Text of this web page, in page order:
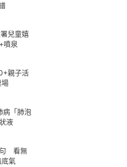
兒童嬉
噴泉
親子活
場
病「肺泡
液
句 看無
氣